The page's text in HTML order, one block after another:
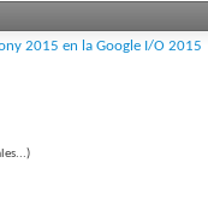
2015 en la Google I/O 2015